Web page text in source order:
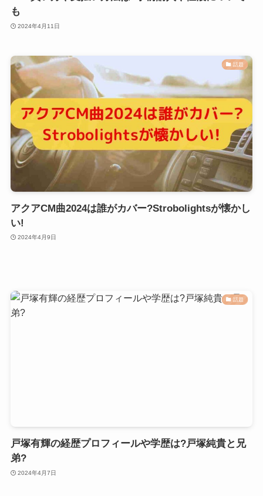
も
2024年4月11日
話題
アクアCM曲2024は誰がカバー?Strobolightsが懐かし
い!
2024年4月9日
話題
戸塚有輝の経歴プロフィールや学歴は?戸塚純貴と兄
弟?
2024年4月7日